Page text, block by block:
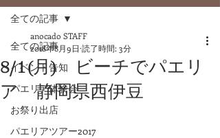
全ての記事
イベント告知
パエリア体験会
お祭り出店
パエリアツアー2017
全ての記事
8/1(月) ビーチでパエリ
ア 静岡県西伊豆
anocado STAFF
2018年8月9日 読了時間: 3分